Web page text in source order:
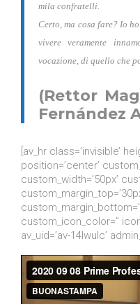
mila confratelli.
Certo, ma cosa fare? Io
vivere veramente
vocazione, di quello che
(Rettor
Fernández
[av_hr class=’invisible’
position=’center’
custom_width=’50px’
custom_icon_color=”
av_uid=’av-14lwulc’